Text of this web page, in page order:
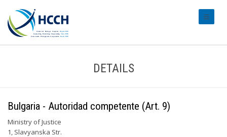
DETAILS
Bulgaria - Autoridad competente (Art. 9)
Ministry of Justice
1, Slavyanska Str.